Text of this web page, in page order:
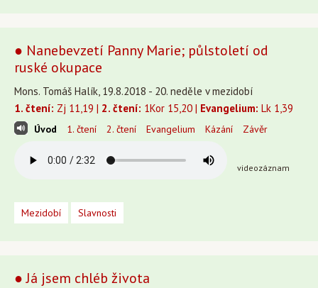
● Nanebevzetí Panny Marie; půlstoletí od
ruské okupace
Mons. Tomáš Halík, 19.8.2018 - 20. neděle v mezidobí
1. čtení: Zj 11,19 | 2. čtení: 1Kor 15,20 | Evangelium: Lk 1,39
Úvod 1. čtení 2. čtení Evangelium Kázání Závěr
videozáznam
Mezidobí Slavnosti
● Já jsem chléb života